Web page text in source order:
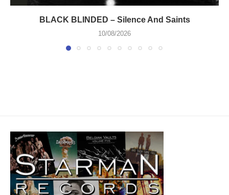
BLACK BLINDED – Silence And Saints
10/08/2026